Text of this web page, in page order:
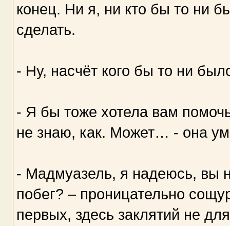
конец. Ни я, ни кто бы то ни
сделать.
- Ну, насчёт кого бы то ни
- Я бы тоже хотела вам
не знаю, как. Может… - она
- Мадмуазель, я надеюсь, вы
побег? – проницательно
первых, здесь заклятий не